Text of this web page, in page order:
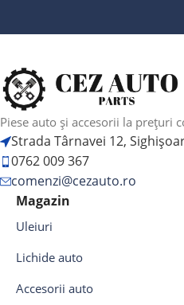
Piese auto și accesorii la prețuri
Strada Târnavei 12,
0762 009 367
comenzi@cezauto.ro
Magazin
Uleiuri
Lichide auto
Accesorii auto